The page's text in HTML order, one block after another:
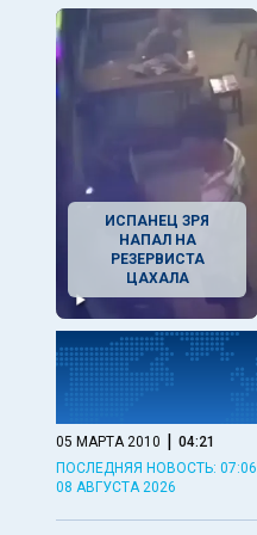
ИСПАНЕЦ ЗРЯ
НАПАЛ НА
РЕЗЕРВИСТА
ЦАХАЛА
05 МАРТА 2010 | 04:21
ПОСЛЕДНЯЯ НОВОСТЬ: 07:06
08 АВГУСТА 2026